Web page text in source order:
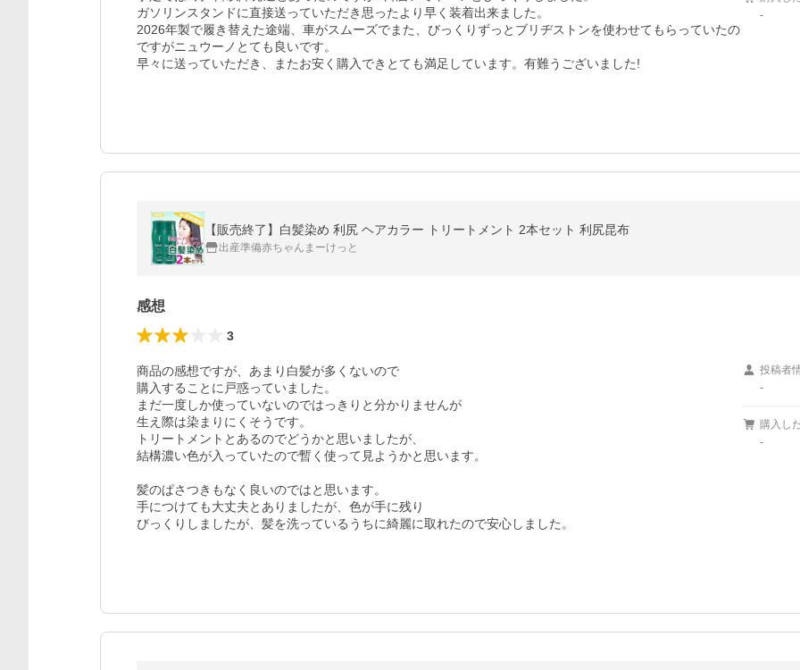
ガソリンスタンドに直接送っていただき思ったより早く装着出来ました。
2026年製で履き替えた途端、車がスムーズでまた、びっくりずっとブリヂストンを使わせてもらっていたの
ですがニュウーノとても良いです。
早々に送っていただき、またお安く購入できとても満足しています。有難うございました!
-
【販売終了】白髪染め 利尻 ヘアカラー トリートメント 2本セット 利尻昆布
出産準備赤ちゃんまーけっと
感想
3
商品の感想ですが、あまり白髪が多くないので
購入することに戸惑っていました。
まだ一度しか使っていないのではっきりと分かりませんが
生え際は染まりにくそうです。
トリートメントとあるのでどうかと思いましたが、
結構濃い色が入っていたので暫く使って見ようかと思います。
髪のぱさつきもなく良いのではと思います。
手につけても大丈夫とありましたが、色が手に残り
びっくりしましたが、髪を洗っているうちに綺麗に取れたので安心しました。
投稿者
-
購入し
-